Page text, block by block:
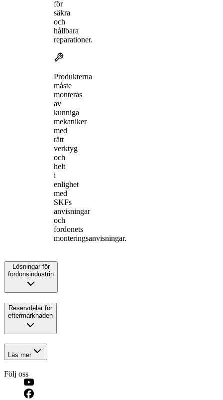
för
säkra
och
hållbara
reparationer.
Produkterna
måste
monteras
av
kunniga
mekaniker
med
rätt
verktyg
och
helt
i
enlighet
med
SKFs
anvisningar
och
fordonets
monteringsanvisningar.
Lösningar för
fordonsindustrin
Reservdelar för
eftermarknaden
Läs mer
Följ oss